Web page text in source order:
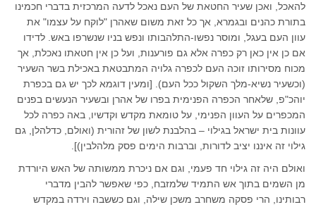
להאכל, ואכן שעיר החטאת של העם נאכל לדעה המרכזית בדברי חכמינו
בתורת כהנים ובגמרא, אך כל זאת משום שאהרן "לוקח על עצמו" את
עוון העם בעגל, ומוסר נפשו-התלהבותו ונפש בניו שנשרפו באש. לדידו
אם כן אין כאן רק כפרה אלא גם פורענות, ועל כן אין חטאתו נאכלת, אך
מכוח מסירותו זוכה העם לכפרה גלויה המתבטאת באכילת בשר השעיר
(וכשעיר נשיא-מלך השקול ככל העם). [ומעין דוגמא לכך יש גם בכפרת
יוהכ"פ, שלאחר הכפרה הפנימית בפרו של אהרן ובשעיר הנעשים בפנים
המכפרים על העוון הפנימי, על טומאת מקדש וקדשיו, באה כפרה לכל
עוונות בית ישראל בגילוי – בהלבנת לשון של זהורית (ואולם, כדלהלן, גם
גילוי זה איננו יציב לדורות, וברבות הימים פסק מלהלבין)].
ואולם היה זה גילוי חד פעמי, וגם אם ניכרת ממשותה של האש היורדת
מן השמים בתוך אש התמיד שלמזבח, כפי שאפשר להבין מדברי
רבותינו, הרי פסקה משחרב משכן שילה, וגם כששבה וירדה במקדש